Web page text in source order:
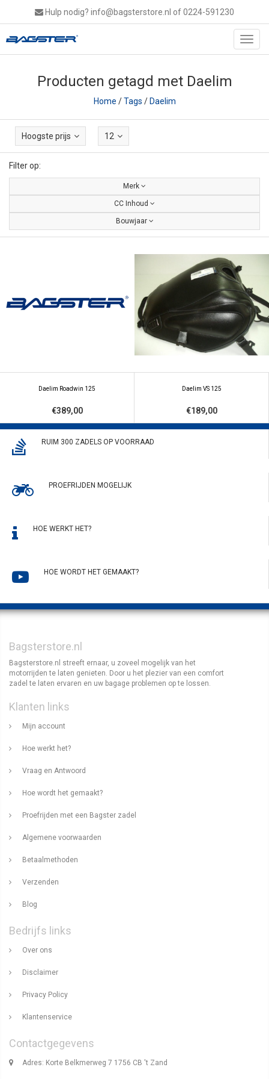
Hulp nodig? info@bagsterstore.nl of 0224-591230
Producten getagd met Daelim
Home /Tags /Daelim
Hoogste prijs 12
Filter op:
Merk
CC Inhoud
Bouwjaar
Daelim Roadwin 125
€389,00
Daelim VS 125
€189,00
RUIM 300 ZADELS OP VOORRAAD
PROEFRIJDEN MOGELIJK
HOE WERKT HET?
HOE WORDT HET GEMAAKT?
Bagsterstore.nl
Bagsterstore.nl streeft ernaar, u zoveel mogelijk van het
motorrijden te laten genieten. Door u het plezier van een comfort
zadel te laten ervaren en uw bagage problemen op te lossen.
Klanten links
Mijn account
Hoe werkt het?
Vraag en Antwoord
Hoe wordt het gemaakt?
Proefrijden met een Bagster zadel
Algemene voorwaarden
Betaalmethoden
Verzenden
Blog
Bedrijfs links
Over ons
Disclaimer
Privacy Policy
Klantenservice
Contactgegevens
Adres: Korte Belkmerweg 7 1756 CB 't Zand